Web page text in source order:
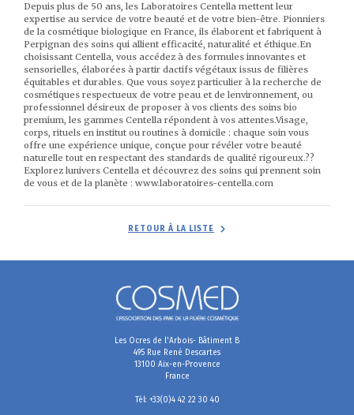
Depuis plus de 50 ans, les Laboratoires Centella mettent leur
expertise au service de votre beauté et de votre bien-être. Pionniers
de la cosmétique biologique en France, ils élaborent et fabriquent à
Perpignan des soins qui allient efficacité, naturalité et éthique.En
choisissant Centella, vous accédez à des formules innovantes et
sensorielles, élaborées à partir dactifs végétaux issus de filières
équitables et durables. Que vous soyez particulier à la recherche de
cosmétiques respectueux de votre peau et de lenvironnement, ou
professionnel désireux de proposer à vos clients des soins bio
premium, les gammes Centella répondent à vos attentes.Visage,
corps, rituels en institut ou routines à domicile : chaque soin vous
offre une expérience unique, conçue pour révéler votre beauté
naturelle tout en respectant des standards de qualité rigoureux.??
Explorez lunivers Centella et découvrez des soins qui prennent soin
de vous et de la planète : www.laboratoires-centella.com
RETOUR À LA LISTE
Les Ocres de l'Arbois- Bâtiment B
495 Rue René Descartes
13100 Aix-en-Provence
France
Tél: +33(0)4 42 22 30 40